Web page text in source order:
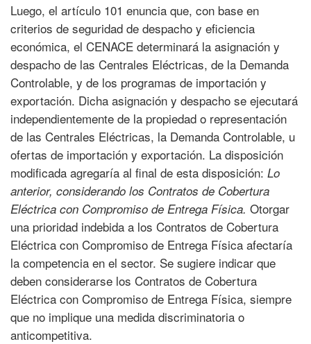
Luego, el artículo 101 enuncia que, con base en
criterios de seguridad de despacho y eficiencia
económica, el CENACE determinará la asignación y
despacho de las Centrales Eléctricas, de la Demanda
Controlable, y de los programas de importación y
exportación. Dicha asignación y despacho se ejecutará
independientemente de la propiedad o representación
de las Centrales Eléctricas, la Demanda Controlable, u
ofertas de importación y exportación. La disposición
modificada agregaría al final de esta disposición: Lo
anterior, considerando los Contratos de Cobertura
Eléctrica con Compromiso de Entrega Física. Otorgar
una prioridad indebida a los Contratos de Cobertura
Eléctrica con Compromiso de Entrega Física afectaría
la competencia en el sector. Se sugiere indicar que
deben considerarse los Contratos de Cobertura
Eléctrica con Compromiso de Entrega Física, siempre
que no implique una medida discriminatoria o
anticompetitiva.